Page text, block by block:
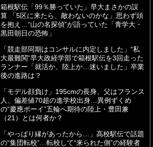
箱根駅伝「99％勝っていた」早大まさかの誤
算 「5区に来たら、敵わないのかな」思わず頭
を抱え…“山の名探偵”が語っていた「青学大・
黒田朝日の恐怖」
「競走部同期はコンサルに内定しました」“私
大最難関”早大政経学部で箱根駅伝を3回走った
ランナー「就活か、陸上か…迷いました」卒業
後の進路は？
「モデル顔負け」195cmの長身、父はフランス
人、偏差値70超の進学校出身…異例ずくめ
の“慶應ボーイ”五輪へ期待の陸上・豊田兼
（21）とは何者か？
「やっぱり縁があったから…」高校駅伝で話題
の“集団転校”…転校して“来られた側”の経験者